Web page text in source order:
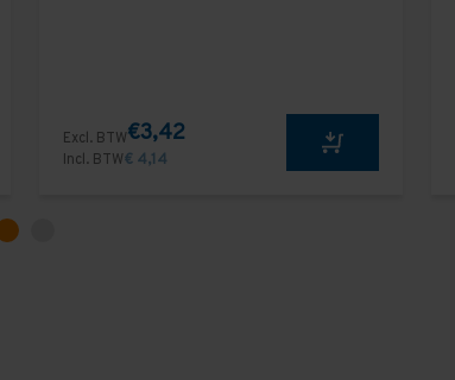
Excl. BTW€3,42
Incl. BTW€ 4,14